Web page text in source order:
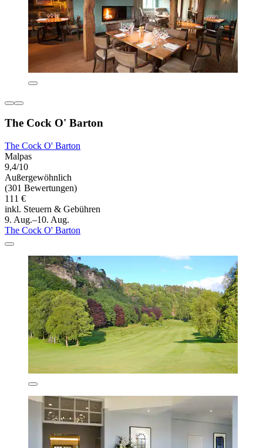
The Cock O' Barton
The Cock O' Barton
Malpas
9,4/10
Außergewöhnlich
(301 Bewertungen)
111 €
inkl. Steuern & Gebühren
9. Aug.–10. Aug.
The Cock O' Barton